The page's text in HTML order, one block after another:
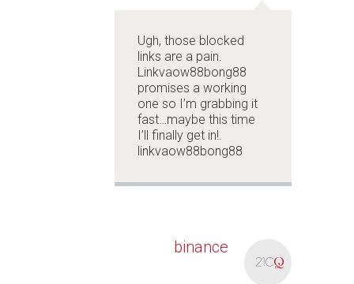
Ugh, those blocked
links are a pain.
Linkvaow88bong88
promises a working
one so I’m grabbing it
fast…maybe this time
I’ll finally get in!.
linkvaow88bong88
binance